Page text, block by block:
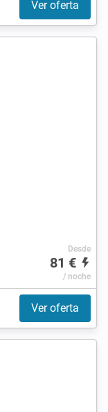
Ver oferta
Desde
81 €
/ noche
Ver oferta